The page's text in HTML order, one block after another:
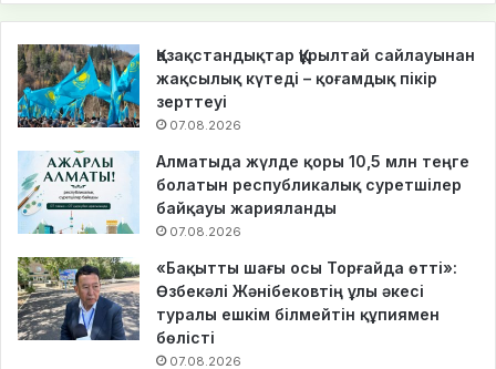
Қазақстандықтар Құрылтай сайлауынан
жақсылық күтеді – қоғамдық пікір
зерттеуі
07.08.2026
Алматыда жүлде қоры 10,5 млн теңге
болатын республикалық суретшілер
байқауы жарияланды
07.08.2026
«Бақытты шағы осы Торғайда өтті»:
Өзбекәлі Жәнібековтің ұлы әкесі
туралы ешкім білмейтін құпиямен
бөлісті
07.08.2026